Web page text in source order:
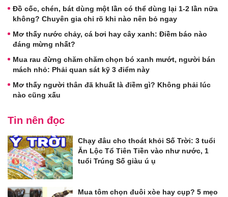
Đồ cốc, chén, bát dùng một lần có thể dùng lại 1-2 lần nữa
không? Chuyên gia chỉ rõ khi nào nên bỏ ngay
Mơ thấy nước chảy, cá bơi hay cây xanh: Điềm báo nào
đáng mừng nhất?
Mua rau đừng chăm chăm chọn bó xanh mướt, người bán
mách nhỏ: Phải quan sát kỹ 3 điểm này
Mơ thấy người thân đã khuất là điềm gì? Không phải lúc
nào cũng xấu
Tin nên đọc
Chạy đâu cho thoát khỏi Số Trời: 3 tuổi
Ăn Lộc Tổ Tiên Tiền vào như nước, 1
tuổi Trúng Số giàu ú ụ
Mua tôm chọn đuôi xòe hay cụp? 5 mẹo